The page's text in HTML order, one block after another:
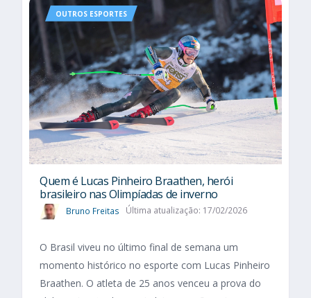
OUTROS ESPORTES
Quem é Lucas Pinheiro Braathen, herói
brasileiro nas Olimpíadas de inverno
Bruno Freitas Última atualização: 17/02/2026
O Brasil viveu no último final de semana um
momento histórico no esporte com Lucas Pinheiro
Braathen. O atleta de 25 anos venceu a prova do